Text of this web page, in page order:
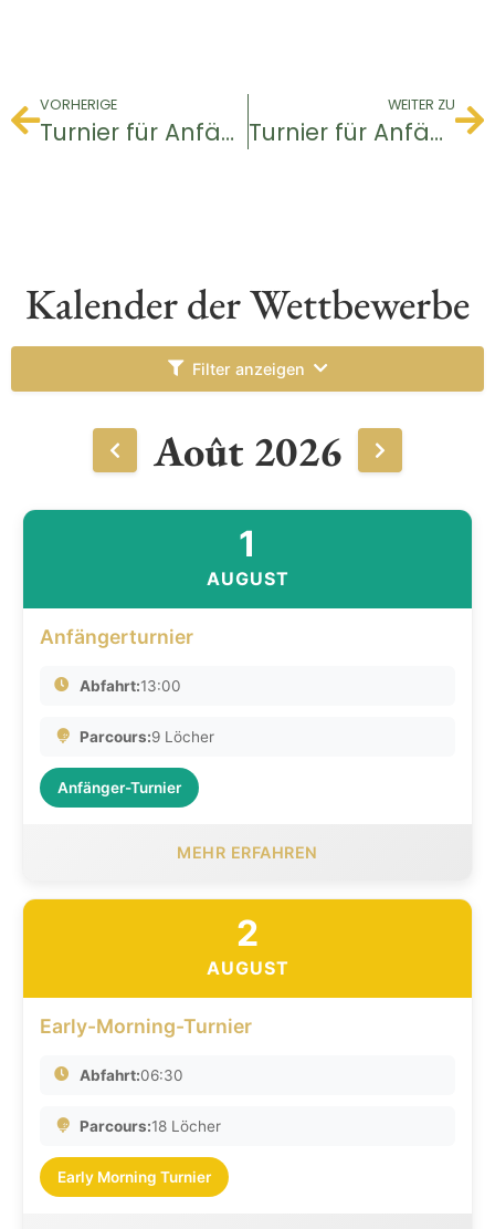
VORHERIGE
Turnier für Anfänger
WEITER ZU
Turnier für Anfänger
Kalender der Wettbewerbe
Filter anzeigen
Août 2026
1
AUGUST
Anfängerturnier
Abfahrt:13:00
Parcours:9 Löcher
Anfänger-Turnier
MEHR ERFAHREN
2
AUGUST
Early-Morning-Turnier
Abfahrt:06:30
Parcours:18 Löcher
Early Morning Turnier